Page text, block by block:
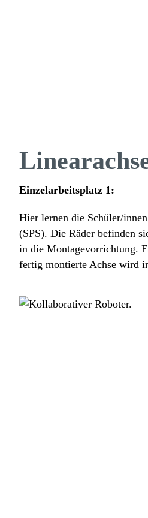
Einzel­ar­beits­platz 1:
Hier lernen die Schüler/​
(SPS). Die Räder befinden
in die Monta­ge­vor­rich­tung.
fertig montierte Achse wird